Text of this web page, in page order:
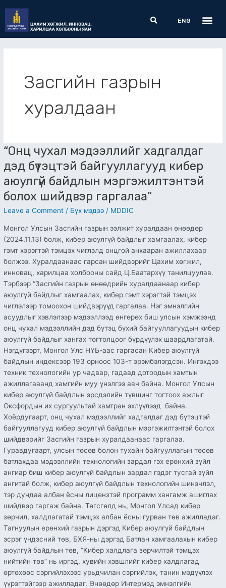
content
Search
ENG
Засгийн газрын
хуралдаан
“Онц чухал мэдээллийг хадгалдаг
дэд бүтэцтэй байгууллагууд кибер
аюулгүй байдлын мэргэжилтэнтэй
болох шийдвэр гаргалаа”
Leave a Comment / Бүх мэдээ / MDDIC
Монгол Улсын Засгийн газрын ээлжит хуралдаан өнөөдөр
(2024.11.13) болж, кибер аюулгүй байдлыг хамгаалах, кибер
гэмт хэрэгтэй тэмцэх чиглэлд онцгой анхааран ажиллахаар
болжээ. Хуралдаанаас гарсан шийдвэрийг Цахим хөгжил,
инновац, харилцаа холбооны сайд Ц.Баатархүү танилцуулав.
Тэрбээр “Засгийн газрын өнөөдрийн хуралдаанаар кибер
аюулгүй байдлыг хамгаалах, кибер гэмт хэрэгтэй тэмцэх
чиглэлээр томоохон шийдвэрүүд гаргалаа. Нэг эмнэлгийн
асуудлыг хэвлэлээр мэдээллээд өнгөрөх биш улсын хэмжээнд
онц чухал мэдээллийн дэд бүтэц бүхий байгууллагуудын кибер
аюулгүй байдлыг хангах тогтолцоог бүрдүүлэх шаардлагатай.
Нэгдүгээрт, Монгол Улс НҮБ-аас гаргасан Кибер аюулгүй
байдлын индексээр 193 орноос 103-т эрэмбэлэгдсэн. Ингэхдээ
техник технологийн ур чадвар, гадаад дотоодын хамтын
ажиллагааанд хамгийн муу үнэлгээ авч байна. Монгол Улсын
кибер аюулгүй байдлын эрсдэлийн түвшинг тогтоох ажлыг
Оксфордын их сургуультай хамтран эхлүүлээд байна.
Хоёрдугаарт, онц чухал мэдээллийг хадгалдаг дэд бүтэцтэй
байгууллагууд кибер аюулгүй байдлын мэргэжилтэнтэй болох
шийдвэрийг Засгийн газрын хуралдаанаас гаргалаа.
Гуравдугаарт, улсын төсөв болон тухайн байгууллагын төсөв
батлахдаа мэдээллийн технологийн зардал гэх ерөнхий зүйл
ангиар биш кибер аюулгүй байдлын зардал гэдэг тусгай зүйл
ангитай болж, кибер аюулгүй байдлын технологийн шинэчлэл,
тэр дундаа албан ёсны лицензтэй программ хангамж ашиглах
шийдвэр гаргаж байна. Төгсгөлд нь, Монгол Улсад кибер
зөрчил, халдлагатай тэмцэх албан ёсны гурван төв ажилладаг.
Тагнуулын ерөнхий газрын дэргэд Кибер аюулгүй байдлын
эсрэг үндэсний төв, БХЯ-ны дэргэд Батлан хамгаалахын кибер
аюулгүй байдлын төв, “Кибер халдлага зөрчилтэй тэмцэх
нийтийн төв” нь иргэд, хувийн хэвшлийг кибер халдлагад
өртөхөөс сэргийлэхээс урьдчилан сэргийлэх, танин мэдүүлэх
үүрэгтэйгээр ажилладаг. Өнөөдөр Интермэд эмнэлгийн
“Онц
мэдээллийг
хадгалдаг
дэд
байгууллагууд
кибер
аюулгүй
байдлын
мэргэжилтэнтэй
болох
шийдвэр
гаргалаа”